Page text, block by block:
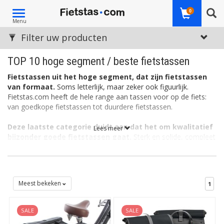
Toggle
navigation
Menu
0
TOP 10 hoge segment / beste fietstassen
Fietstassen uit het hoge segment, dat zijn fietstassen
van formaat. Soms letterlijk, maar zeker ook figuurlijk.
Fietstas.com heeft de hele range aan tassen voor op de fiets:
van goedkope fietstassen tot duurdere fietstassen.
Deze laatste categorie duidt aan dat het om kwalitatief
materialen en/of buitengewoon zorgvuldig afgewerkt: het zijn
Deze fietstassen van topkwaliteit zijn op Fietstas.com in
categorie ‘dure fietstassen’ heeft Fietstas.com standaard een
scherpe prijs in de aanbieding!
Lees meer
Filter uw producten
Meest bekeken 1
SALE SALE